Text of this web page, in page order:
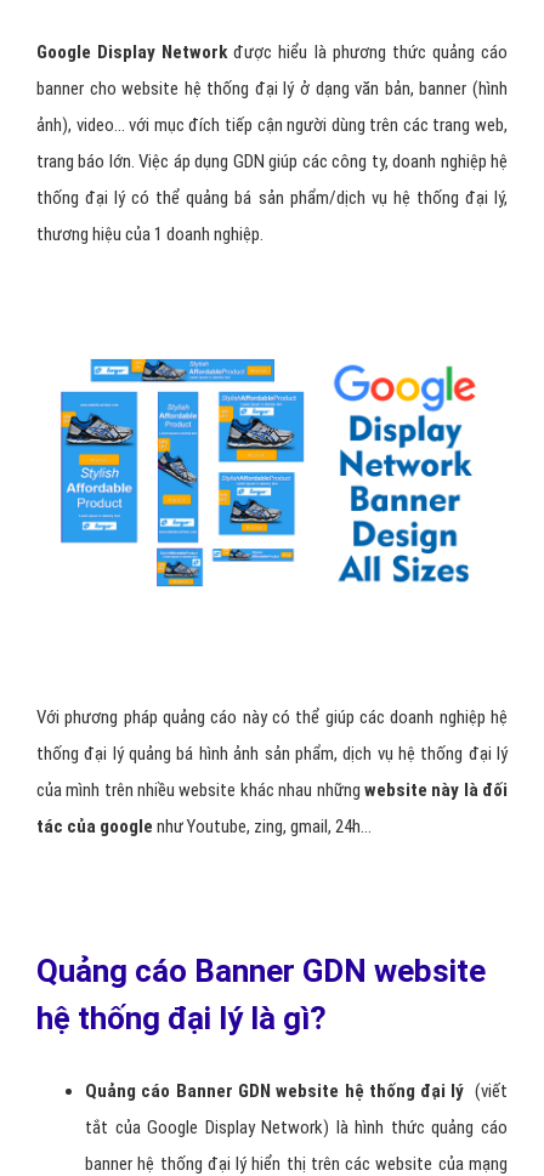
Google Display Networkđược hiểu là phương thức quảng cáo
banner cho website hệ thống đại lý ở dạng văn bản, banner (hình
ảnh), video... với mục đích tiếp cận người dùng trên các trang web,
trang báo lớn. Việc áp dụng GDN giúp các công ty, doanh nghiệp hệ
thống đại lý có thể quảng bá sản phẩm/dịch vụ hệ thống đại lý,
thương hiệu của 1 doanh nghiệp.
Với phương pháp quảng cáo này có thể giúp các doanh nghiệp hệ
thống đại lý quảng bá hình ảnh sản phẩm, dịch vụ hệ thống đại lý
của mình trên nhiều website khác nhau những website này là đối
tác của google như Youtube, zing, gmail, 24h...
Quảng cáo Banner GDN website
hệ thống đại lý là gì?
Quảng cáo Banner GDN website hệ thống đại lý (viết
tắt của Google Display Network) là hình thức quảng cáo
banner hệ thống đại lý hiển thị trên các website của mạng